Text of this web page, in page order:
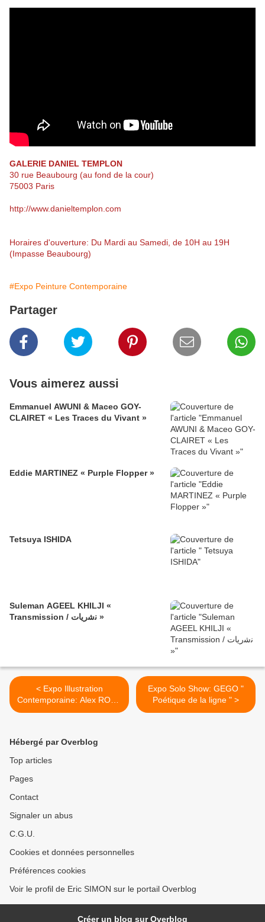
GALERIE DANIEL TEMPLON
30 rue Beaubourg (au fond de la cour)
75003 Paris
http://www.danieltemplon.com
Horaires d'ouverture: Du Mardi au Samedi, de 10H au 19H
(Impasse Beaubourg)
#Expo Peinture Contemporaine
Partager
Vous aimerez aussi
Emmanuel AWUNI & Maceo GOY-
CLAIRET « Les Traces du Vivant »
Eddie MARTINEZ « Purple Flopper »
Tetsuya ISHIDA
Suleman AGEEL KHILJI «
Transmission / ﻧﺷرﯾﺎت »
< Expo Illustration
Contemporaine: Alex ROSS
: « SUPER-HEROS »
Expo Solo Show: GEGO "
Poétique de la ligne " >
Hébergé par Overblog
Top articles
Pages
Contact
Signaler un abus
C.G.U.
Cookies et données personnelles
Préférences cookies
Voir le profil de Eric SIMON sur le portail Overblog
Créer un blog sur Overblog